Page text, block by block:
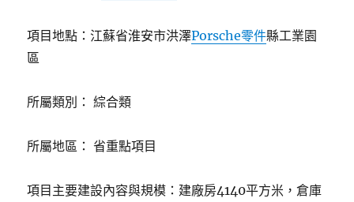
項目地點：江蘇省淮安市洪澤Porsche零件縣工業園
區
所屬類別： 綜合類
所屬地區： 省重點項目
項目主要建設內容與規模：建廠房4140平方米，倉庫